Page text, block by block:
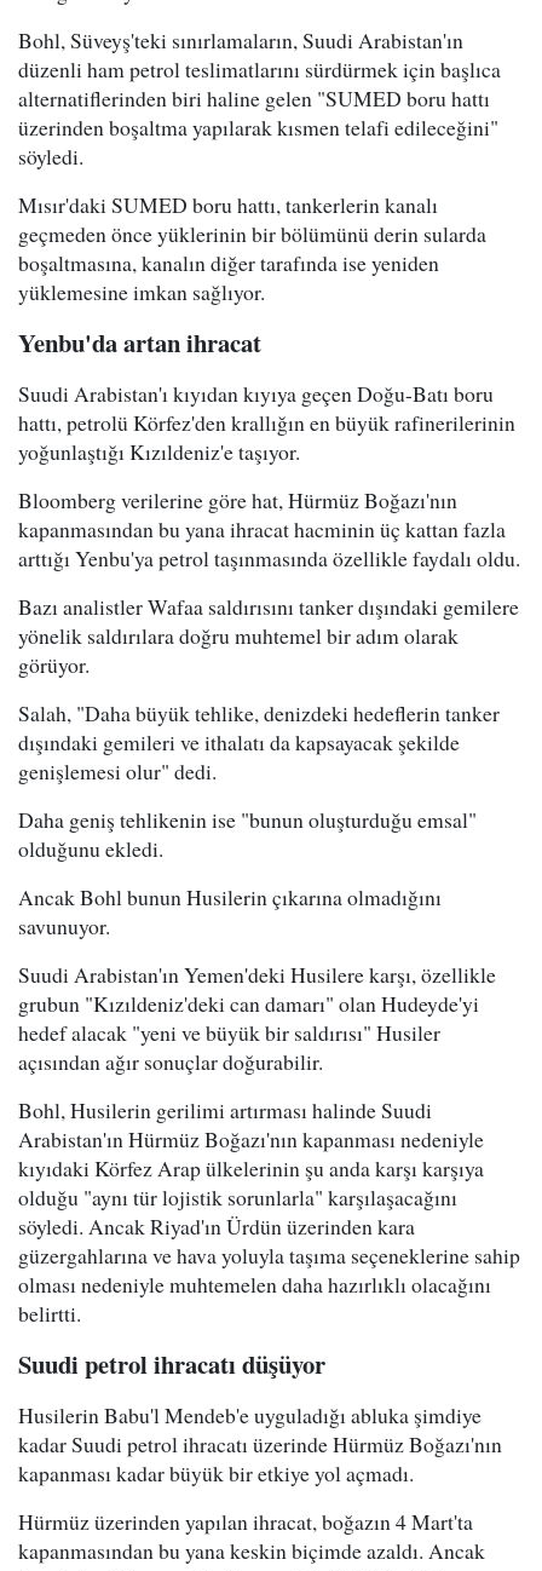
Bohl, Süveyş'teki sınırlamaların, Suudi Arabistan'ın
düzenli ham petrol teslimatlarını sürdürmek için başlıca
alternatiflerinden biri haline gelen "SUMED boru hattı
üzerinden boşaltma yapılarak kısmen telafi edileceğini"
söyledi.
Mısır'daki SUMED boru hattı, tankerlerin kanalı
geçmeden önce yüklerinin bir bölümünü derin sularda
boşaltmasına, kanalın diğer tarafında ise yeniden
yüklemesine imkan sağlıyor.
Yenbu'da artan ihracat
Suudi Arabistan'ı kıyıdan kıyıya geçen Doğu-Batı boru
hattı, petrolü Körfez'den krallığın en büyük rafinerilerinin
yoğunlaştığı Kızıldeniz'e taşıyor.
Bloomberg verilerine göre hat, Hürmüz Boğazı'nın
kapanmasından bu yana ihracat hacminin üç kattan fazla
arttığı Yenbu'ya petrol taşınmasında özellikle faydalı oldu.
Bazı analistler Wafaa saldırısını tanker dışındaki gemilere
yönelik saldırılara doğru muhtemel bir adım olarak
görüyor.
Salah, "Daha büyük tehlike, denizdeki hedeflerin tanker
dışındaki gemileri ve ithalatı da kapsayacak şekilde
genişlemesi olur" dedi.
Daha geniş tehlikenin ise "bunun oluşturduğu emsal"
olduğunu ekledi.
Ancak Bohl bunun Husilerin çıkarına olmadığını
savunuyor.
Suudi Arabistan'ın Yemen'deki Husilere karşı, özellikle
grubun "Kızıldeniz'deki can damarı" olan Hudeyde'yi
hedef alacak "yeni ve büyük bir saldırısı" Husiler
açısından ağır sonuçlar doğurabilir.
Bohl, Husilerin gerilimi artırması halinde Suudi
Arabistan'ın Hürmüz Boğazı'nın kapanması nedeniyle
kıyıdaki Körfez Arap ülkelerinin şu anda karşı karşıya
olduğu "aynı tür lojistik sorunlarla" karşılaşacağını
söyledi. Ancak Riyad'ın Ürdün üzerinden kara
güzergahlarına ve hava yoluyla taşıma seçeneklerine sahip
olması nedeniyle muhtemelen daha hazırlıklı olacağını
belirtti.
Suudi petrol ihracatı düşüyor
Husilerin Babu'l Mendeb'e uyguladığı abluka şimdiye
kadar Suudi petrol ihracatı üzerinde Hürmüz Boğazı'nın
kapanması kadar büyük bir etkiye yol açmadı.
Hürmüz üzerinden yapılan ihracat, boğazın 4 Mart'ta
kapanmasından bu yana keskin biçimde azaldı. Ancak